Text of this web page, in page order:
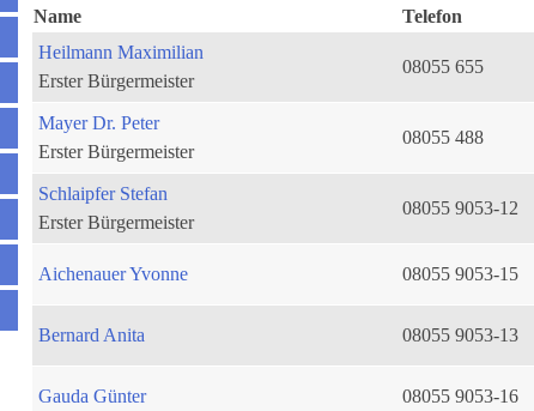
Name
Telefon
Heilmann Maximilian
Erster Bürgermeister
08055 655
Mayer Dr. Peter
Erster Bürgermeister
08055 488
Schlaipfer Stefan
Erster Bürgermeister
08055 9053-12
Aichenauer Yvonne 08055 9053-15
Bernard Anita 08055 9053-13
Gauda Günter 08055 9053-16